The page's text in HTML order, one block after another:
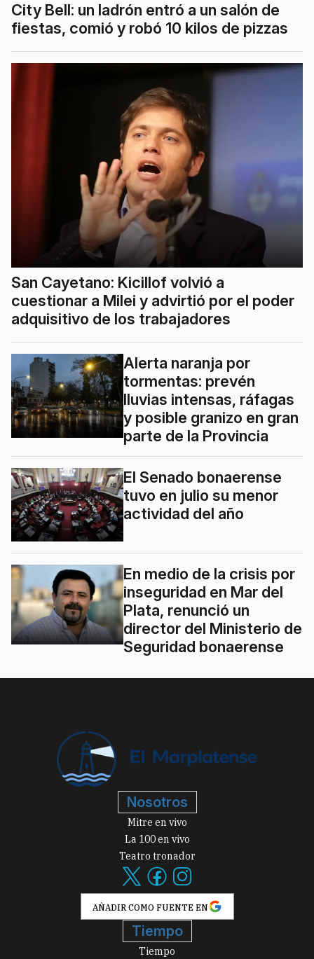
City Bell: un ladrón entró a un salón de
fiestas, comió y robó 10 kilos de pizzas
San Cayetano: Kicillof volvió a
cuestionar a Milei y advirtió por el poder
adquisitivo de los trabajadores
Alerta naranja por
tormentas: prevén
lluvias intensas, ráfagas
y posible granizo en gran
parte de la Provincia
El Senado bonaerense
tuvo en julio su menor
actividad del año
En medio de la crisis por
inseguridad en Mar del
Plata, renunció un
director del Ministerio de
Seguridad bonaerense
Nosotros
Mitre en vivo
La 100 en vivo
Teatro tronador
AÑADIR COMO FUENTE EN
Tiempo
Tiempo